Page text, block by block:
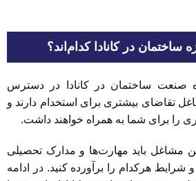
در کانادا کدام‌اند؟
صنعت ساختمان در کانادا در دسترس
تقاضای بیشتری برای استخدام دارند و
را برای شما به همراه خواهند داشت.
مشاغل باید مهارت‌ها و مدارک تحصیلی
شرایط هرکدام را برآورده کنید. در ادامه